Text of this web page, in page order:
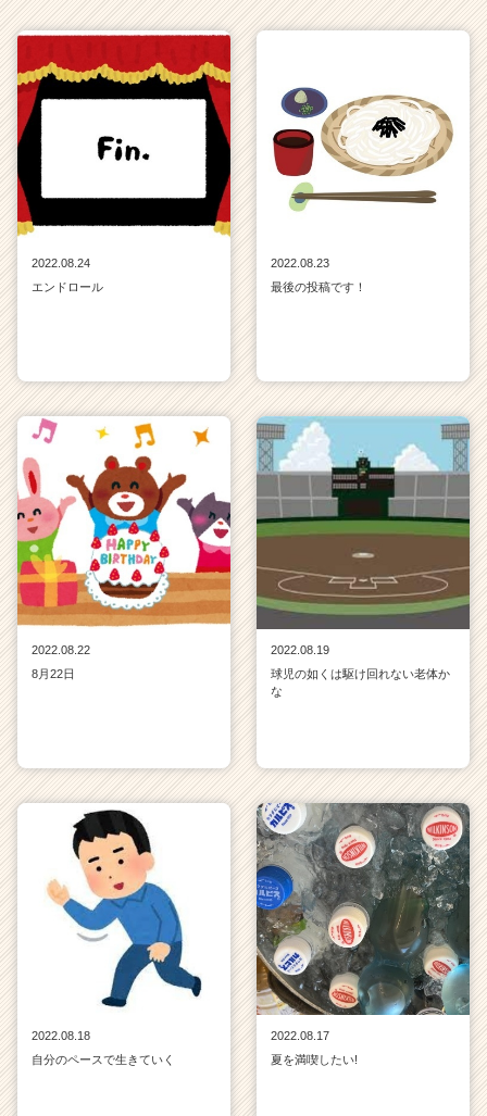
2022.08.24
エンドロール
2022.08.23
最後の投稿です！
2022.08.22
8月22日
2022.08.19
球児の如くは駆け回れない老体か
な
2022.08.18
自分のペースで生きていく
2022.08.17
夏を満喫したい!